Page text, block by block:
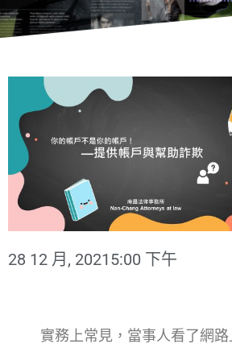
28 12 月, 2021 5:00 下午
實務上常見，當事人看了網